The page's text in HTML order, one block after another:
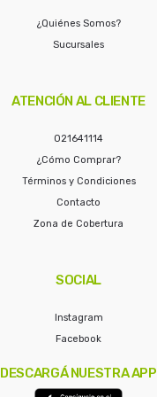
¿Quiénes Somos?
Sucursales
ATENCIÓN AL CLIENTE
021641114
¿Cómo Comprar?
Términos y Condiciones
Contacto
Zona de Cobertura
SOCIAL
Instagram
Facebook
DESCARGÁ NUESTRA APP